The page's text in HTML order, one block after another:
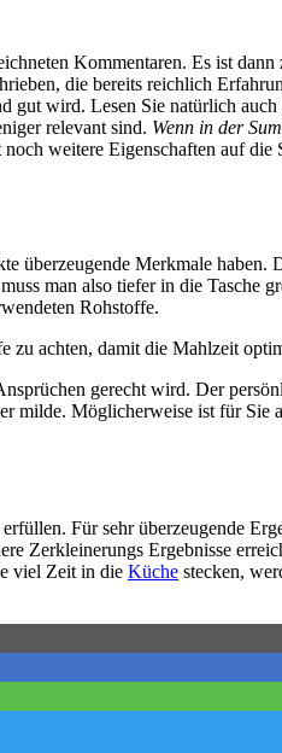
Kommentaren. Es ist
die bereits reichlich
gut wird. Lesen Sie natürlich
relevant sind. Wenn in der
weitere Eigenschaften auf die
überzeugende Merkmale haben.
man also tiefer in die Tasche
Rohstoffe.
zu achten, damit die Mahlzeit
gerecht wird. Der
milde. Möglicherweise ist für
Für sehr überzeugende
Zerkleinerungs Ergebnisse
viel Zeit in die Küche stecken,